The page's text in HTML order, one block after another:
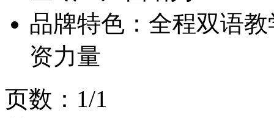
品牌特色： 全程双语
资力量
页数：1/1